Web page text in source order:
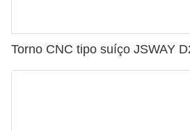
Torno CNC tipo suíço JSWAY